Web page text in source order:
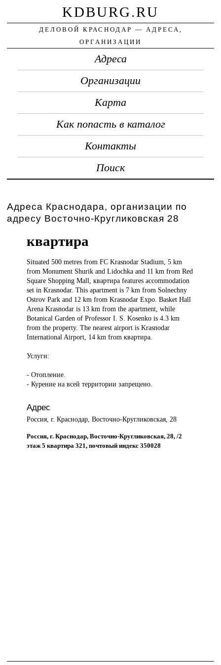
KDBURG.RU
ДЕЛОВОЙ КРАСНОДАР — АДРЕСА,
ОРГАНИЗАЦИИ
Адреса
Организации
Карта
Как попасть в каталог
Контакты
Поиск
Адреса Краснодара, организации по
адресу Восточно-Кругликовская 28
квартира
Situated 500metres from FC Krasnodar Stadium, 5 km
from Monument Shurik and Lidochka and 11 km from Red
Square Shopping Mall, квартира features accommodation
set in Krasnodar. This apartment is 7 km from Solnechny
Ostrov Park and 12 km from Krasnodar Expo. Basket Hall
Arena Krasnodar is 13 km from the apartment, while
Botanical Garden of Professor I. S. Kosenko is 4.3 km
from the property. The nearest airport is Krasnodar
International Airport, 14 km from квартира.
Услуги:
- Отопление.
- Курение на всей территории запрещено.
Адрес
Россия, г. Краснодар, Восточно-Кругликовская, 28
Россия, г. Краснодар, Восточно-Кругликовская, 28, /2
этаж 5 квартира 321, почтовый индекс 350028